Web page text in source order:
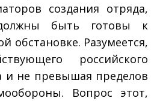
создания отряда,
быть готовы к
обстановке. Разумеется,
российского
и не превышая пределов
Вопрос этот,